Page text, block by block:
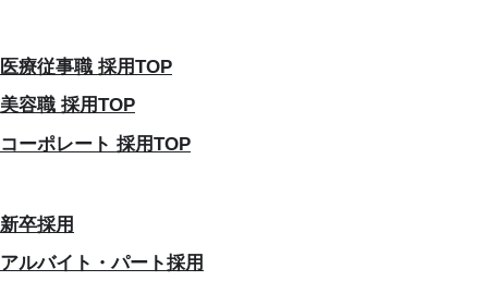
医療従事職 採用TOP
美容職 採用TOP
コーポレート 採用TOP
新卒採用
アルバイト・パート採用